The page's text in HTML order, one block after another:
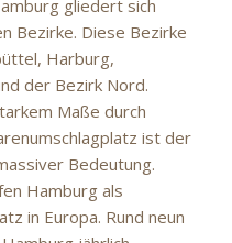
gliedert sich
Bezirke. Diese Bezirke
Harburg,
der Bezirk Nord.
Maße durch
ist der
Bedeutung.
Hamburg als
in Europa. Rund neun